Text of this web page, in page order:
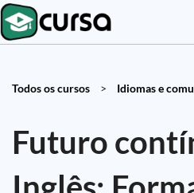
Todos os cursos > Idiomas e
Futuro